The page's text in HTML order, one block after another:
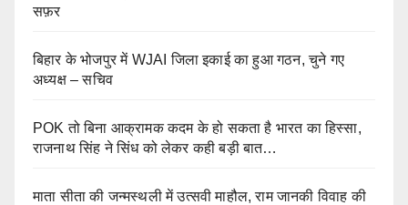
सफ़र
बिहार के भोजपुर में WJAI जिला इकाई का हुआ गठन, चुने गए
अध्यक्ष – सचिव
POK तो बिना आक्रामक कदम के हो सकता है भारत का हिस्सा,
राजनाथ सिंह ने सिंध को लेकर कही बड़ी बात…
माता सीता की जन्मस्थली में उत्सवी माहौल, राम जानकी विवाह की